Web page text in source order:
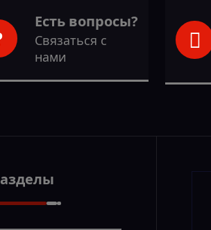
Есть вопросы?
Связаться с
нами
Разделы